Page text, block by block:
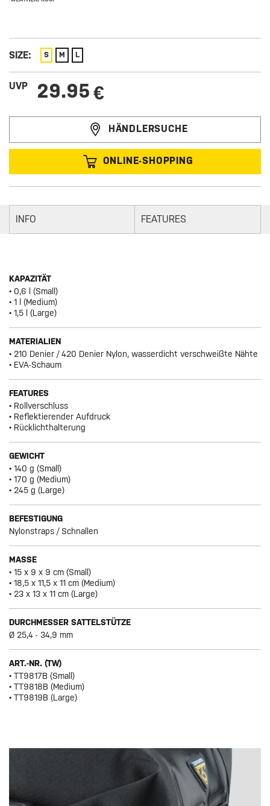
SIZE: S M L
UVP 29.95 €
HÄNDLERSUCHE
ONLINE-SHOPPING
INFO FEATURES
KAPAZITÄT
• 0,6 l (Small)
• 1 l (Medium)
• 1,5 l (Large)
MATERIALIEN
• 210 Denier / 420 Denier Nylon, wasserdicht verschweißte Nähte
• EVA-Schaum
FEATURES
• Rollverschluss
• Reflektierender Aufdruck
• Rücklichthalterung
GEWICHT
• 140 g (Small)
• 170 g (Medium)
• 245 g (Large)
BEFESTIGUNG
Nylonstraps / Schnallen
MASSE
• 15 x 9 x 9 cm (Small)
• 18,5 x 11,5 x 11 cm (Medium)
• 23 x 13 x 11 cm (Large)
DURCHMESSER SATTELSTÜTZE
Ø 25,4 - 34,9 mm
ART.-NR. (TW)
• TT9817B (Small)
• TT9818B (Medium)
• TT9819B (Large)